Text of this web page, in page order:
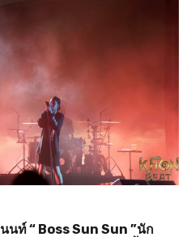
นท์ “ Boss Sun Sun ”นัก